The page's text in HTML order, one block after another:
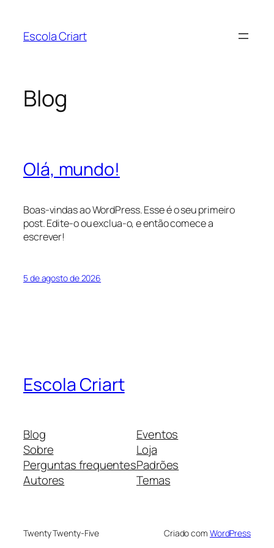
Escola Criart
Blog
Olá, mundo!
Boas-vindas ao WordPress. Esse é o seu primeiro
post. Edite-o ou exclua-o, e então comece a
escrever!
5 de agosto de 2026
Escola Criart
Blog
Sobre
Perguntas frequentes
Autores
Eventos
Loja
Padrões
Temas
Twenty Twenty-Five Criado com WordPress